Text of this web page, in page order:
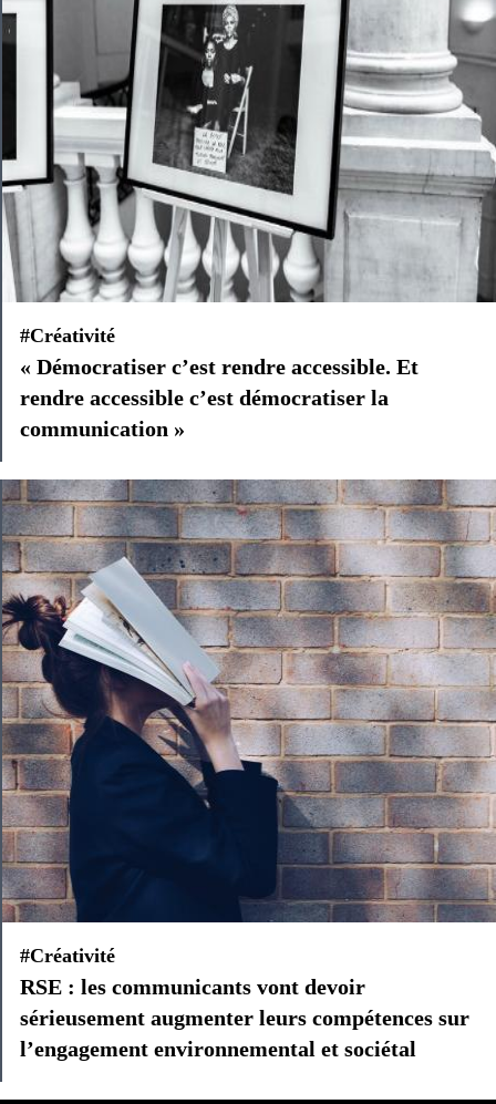
#Créativité
« Démocratiser c’est rendre accessible. Et
rendre accessible c’est démocratiser la
communication »
#Créativité
RSE : les communicants vont devoir
sérieusement augmenter leurs compétences sur
l’engagement environnemental et sociétal